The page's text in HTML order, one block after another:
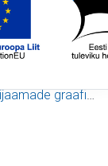
graafikud